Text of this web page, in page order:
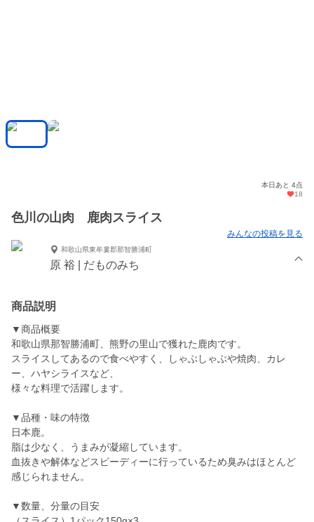
本日あと 4点
18
色川の山肉 鹿肉スライス
みんなの投稿を見る
和歌山県東牟婁郡那智勝浦町
原 裕 | だものみち
商品説明
▼商品概要
和歌山県那智勝浦町、熊野の里山で獲れた鹿肉です。
スライスしてあるので食べやすく、しゃぶしゃぶや焼肉、カレ
ー、ハヤシライスなど、
様々な料理で活躍します。
▼品種・味の特徴
日本鹿。
脂は少なく、うまみが凝縮しています。
血抜きや解体などスピーディーに行っているため臭みはほとんど
感じられません。
▼数量、分量の目安